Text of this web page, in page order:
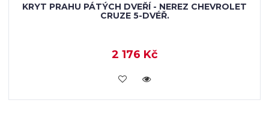
KRYT PRAHU PÁTÝCH DVEŘÍ - NEREZ CHEVROLET
CRUZE 5-DVÉŘ.
2 176 Kč
KOUPIT